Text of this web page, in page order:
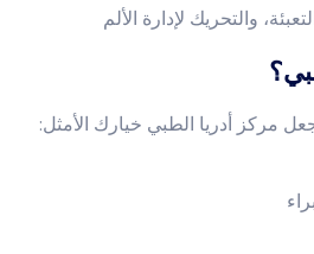
والتحريك لإدارة الألم
مركز أدريا الطبي خيارك الأمثل: